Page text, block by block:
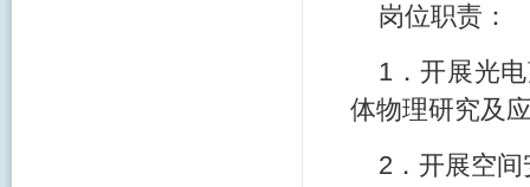
岗位职责：
1．开展光
体物理研究及
2．开展空